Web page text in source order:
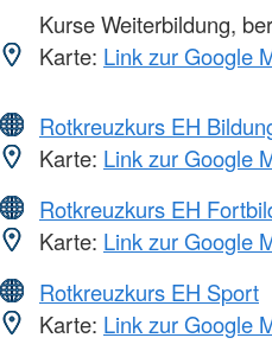
Kurse Weiterbildung,
Karte: Link zur Google
Rotkreuzkurs EH
Karte: Link zur Google
Rotkreuzkurs EH
Karte: Link zur Google
Rotkreuzkurs EH Sport
Karte: Link zur Google